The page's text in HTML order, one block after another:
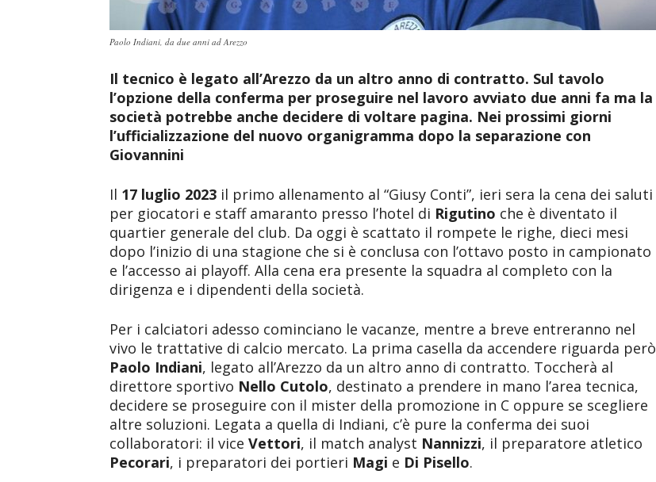
Paolo Indiani, da due anni ad Arezzo
Il tecnico è legato all’Arezzo da un altro anno di contratto. Sul tavolo
l’opzione della conferma per proseguire nel lavoro avviato due anni fa ma la
società potrebbe anche decidere di voltare pagina. Nei prossimi giorni
l’ufficializzazione del nuovo organigramma dopo la separazione con
Giovannini
Il 17 luglio 2023 il primo allenamento al “Giusy Conti”, ieri sera la cena dei saluti
per giocatori e staff amaranto presso l’hotel di Rigutino che è diventato il
quartier generale del club. Da oggi è scattato il rompete le righe, dieci mesi
dopo l’inizio di una stagione che si è conclusa con l’ottavo posto in campionato
e l’accesso ai playoff. Alla cena era presente la squadra al completo con la
dirigenza e i dipendenti della società.
Per i calciatori adesso cominciano le vacanze, mentre a breve entreranno nel
vivo le trattative di calcio mercato. La prima casella da accendere riguarda però
Paolo Indiani, legato all’Arezzo da un altro anno di contratto. Toccherà al
direttore sportivo Nello Cutolo, destinato a prendere in mano l’area tecnica,
decidere se proseguire con il mister della promozione in C oppure se scegliere
altre soluzioni. Legata a quella di Indiani, c’è pure la conferma dei suoi
collaboratori: il vice Vettori, il match analyst Nannizzi, il preparatore atletico
Pecorari, i preparatori dei portieri Magi e Di Pisello.